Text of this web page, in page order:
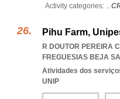
Activity categories: ...
Pihu Farm,
R DOUTOR PEREIRA
FREGUESIAS BEJA
Atividades dos
UNIP